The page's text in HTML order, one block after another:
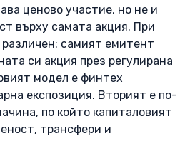
ценово участие, но не и
върху самата акция. При
самият емитент
си акция през регулирана
модел е финтех
експозиция. Вторият е по-
по който капиталовият
трансфери и